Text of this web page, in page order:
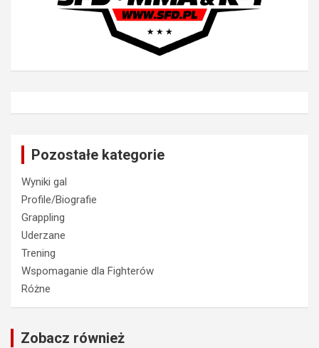
Pozostałe kategorie
Wyniki gal
Profile/Biografie
Grappling
Uderzane
Trening
Wspomaganie dla Fighterów
Różne
Zobacz również